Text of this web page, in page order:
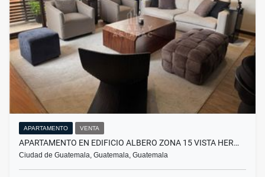
APARTAMENTO VENTA
APARTAMENTO EN EDIFICIO ALBERO ZONA 15 VISTA HER…
Ciudad de Guatemala, Guatemala, Guatemala